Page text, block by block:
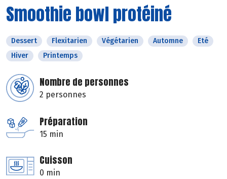
Smoothie bowl protéiné
Dessert Flexitarien Végétarien Automne
Eté
Hiver
Printemps
Nombre de personnes
2 personnes
Préparation
15 min
Cuisson
0 min